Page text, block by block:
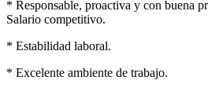
* Responsable, proactiva y con buena
Salario competitivo.
* Estabilidad laboral.
* Excelente ambiente de trabajo.